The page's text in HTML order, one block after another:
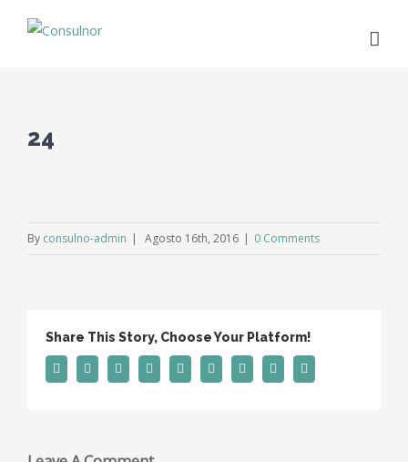
24
By consulno-admin | Agosto 16th, 2016 | 0 Comments
Share This Story, Choose Your Platform!
FacebookTwitter LinkedinReddit Tumblr Google+Pinterest